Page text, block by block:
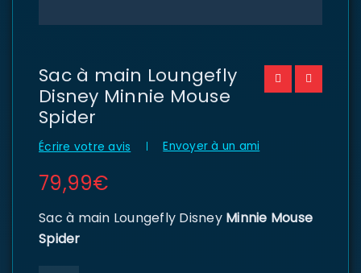
Sac à main Loungefly
Disney Minnie Mouse
Spider
Écrire votre avis Envoyer à un ami
79,99€
Sac à main Loungefly Disney Minnie Mouse
Spider